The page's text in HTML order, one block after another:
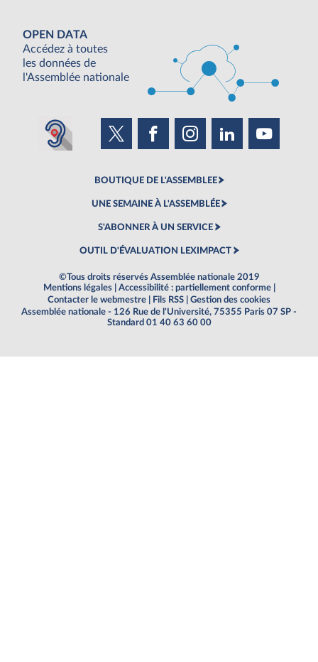
OPEN DATA
Accédez à toutes
les données de
l'Assemblée nationale
BOUTIQUE DE L'ASSEMBLEE
UNE SEMAINE À L'ASSEMBLÉE
S'ABONNER À UN SERVICE
OUTIL D'ÉVALUATION LEXIMPACT
©Tous droits réservés Assemblée nationale 2019
Mentions légales
Accessibilité : partiellement conforme
Contacter le webmestre
Fils RSS
Gestion des cookies
Assemblée nationale - 126 Rue de l'Université, 75355 Paris 07 SP -
Standard 01 40 63 60 00